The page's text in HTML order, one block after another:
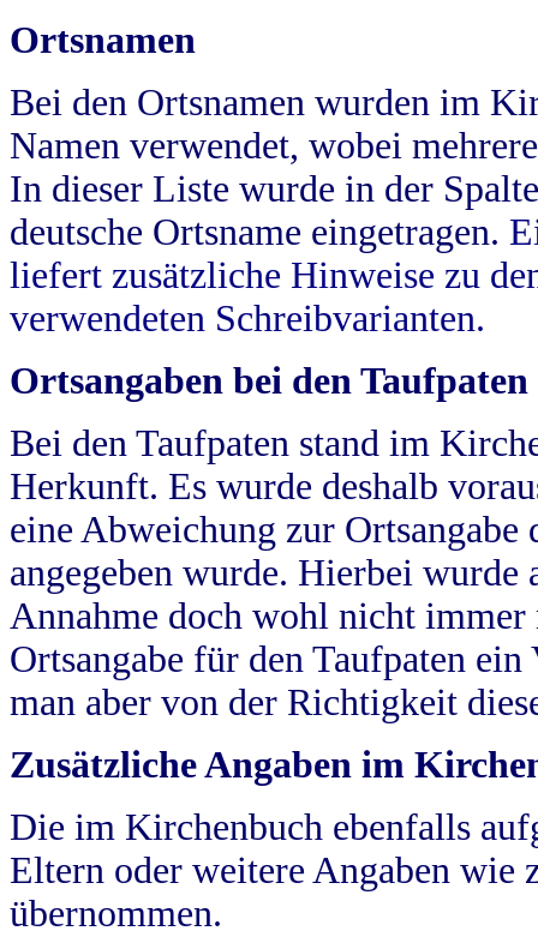
Ortsnamen
Bei den Ortsnamen wurden im
Namen verwendet, wobei
In dieser Liste wurde in der
deutsche Ortsname eingetragen.
liefert zusätzliche Hinweise zu
verwendeten Schreibvarianten.
Ortsangaben bei den Taufpaten
Bei den Taufpaten stand im
Herkunft. Es wurde deshalb
eine Abweichung zur
angegeben wurde. Hierbei wurde
Annahme doch wohl nicht
Ortsangabe für den Taufpaten
man aber von der Richtigkeit
Zusätzliche Angaben im
Die im Kirchenbuch ebenfalls
Eltern oder weitere Angaben wie
übernommen.